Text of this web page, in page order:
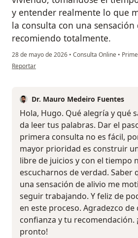
y entender realmente lo que
la consulta con una
recomiendo totalmente.
28 de mayo de 2026 • Consulta Online •
en opinión del usuario Hugo Pantillón
Reportar
Dr. Mauro Medeiro Fuentes
Hola, Hugo. Qué alegría y qué
da leer tus palabras. Dar el
primera consulta no es fácil,
mayor prioridad es construir
libre de juicios y con el tiempo
escucharnos de verdad. Saber
una sensación de alivio me
seguir trabajando. Y feliz de
en este proceso. Agradezco
confianza y tu recomendación.
pronto!